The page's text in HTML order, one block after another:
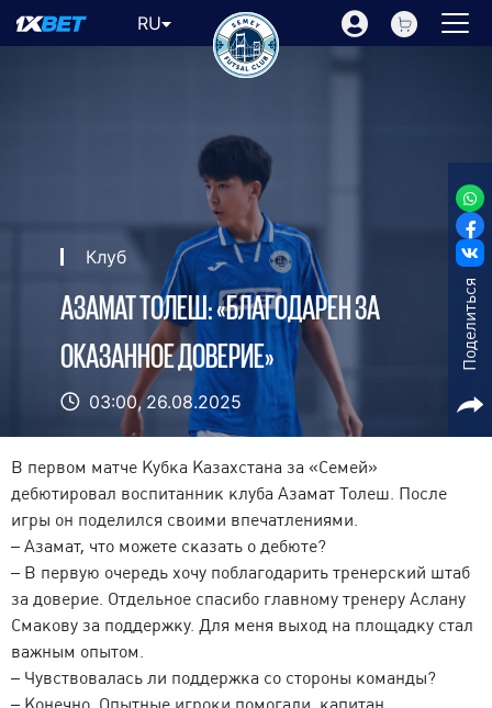
RU
Клуб
АЗАМАТ ТОЛЕШ: «БЛАГОДАРЕН ЗА
ОКАЗАННОЕ ДОВЕРИЕ»
03:00, 26.08.2025
Поделиться
В первом матче Кубка Казахстана за «Семей»
дебютировал воспитанник клуба Азамат Толеш. После
игры он поделился своими впечатлениями.
– Азамат, что можете сказать о дебюте?
– В первую очередь хочу поблагодарить тренерский штаб
за доверие. Отдельное спасибо главному тренеру Аслану
Смакову за поддержку. Для меня выход на площадку стал
важным опытом.
– Чувствовалась ли поддержка со стороны команды?